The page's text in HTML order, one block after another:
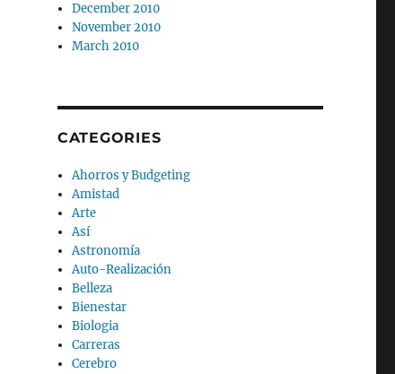
December 2010
November 2010
March 2010
CATEGORIES
Ahorros y Budgeting
Amistad
Arte
Así
Astronomía
Auto-Realización
Belleza
Bienestar
Biologia
Carreras
Cerebro